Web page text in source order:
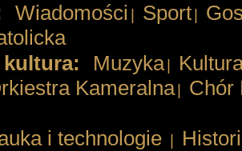
Wiadomości Sport
kultura:
Muzyka
Kameralna
Chór
i technologie